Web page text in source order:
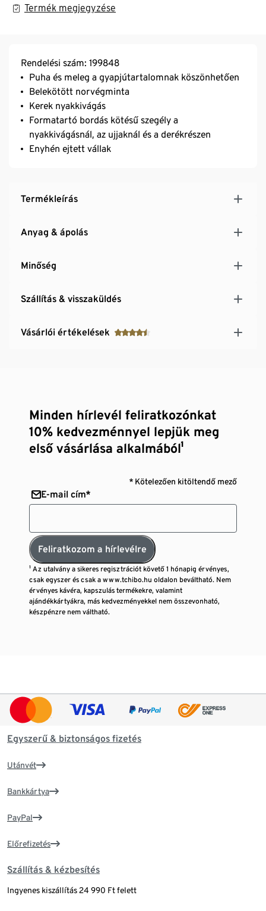
Termék megjegyzése
Rendelési szám: 199848
Puha és meleg a gyapjútartalomnak köszönhetően
Belekötött norvégminta
Kerek nyakkivágás
Formatartó bordás kötésű szegély a
nyakkivágásnál, az ujjaknál és a derékrészen
Enyhén ejtett vállak
Termékleírás
Anyag & ápolás
Minőség
Szállítás & visszaküldés
Vásárlói értékelések
Minden hírlevél feliratkozónkat
10% kedvezménnyel lepjük meg
első vásárlása alkalmából¹
* Kötelezően kitöltendő mező
E-mail cím*
Feliratkozom a hírlevélre
¹ Az utalvány a sikeres regisztrációt követő 1 hónapig érvényes,
csak egyszer és csak a www.tchibo.hu oldalon beváltható. Nem
érvényes kávéra, kapszulás termékekre, valamint
ajándékkártyákra, más kedvezményekkel nem összevonható,
készpénzre nem váltható.
Egyszerű & biztonságos fizetés
Utánvét
Bankkártya
PayPal
Előrefizetés
Szállítás & kézbesítés
Ingyenes kiszállítás 24 990 Ft felett